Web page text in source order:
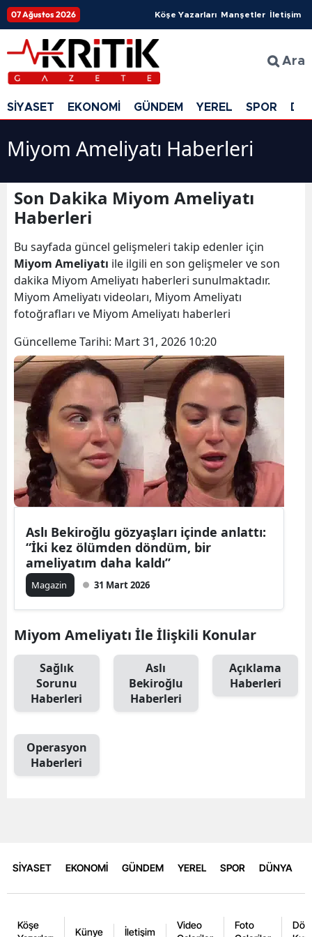
07 Ağustos 2026 Köşe Yazarları Manşetler İletişim
Ara
SİYASET EKONOMİ GÜNDEM YEREL SPOR
Miyom Ameliyatı Haberleri
Son Dakika Miyom Ameliyatı
Haberleri
Bu sayfada güncel gelişmeleri takip edenler için
Miyom Ameliyatı ile ilgili en son gelişmeler ve son
dakika Miyom Ameliyatı haberleri sunulmaktadır.
Miyom Ameliyatı videoları, Miyom Ameliyatı
fotoğrafları ve Miyom Ameliyatı haberleri
Güncelleme Tarihi: Mart 31, 2026 10:20
Aslı Bekiroğlu gözyaşları içinde anlattı:
“İki kez ölümden döndüm, bir
ameliyatım daha kaldı”
Magazin 31 Mart 2026
Miyom Ameliyatı İle İlişkili Konular
Sağlık
Sorunu
Haberleri
Aslı
Bekiroğlu
Haberleri
Açıklama
Haberleri
Operasyon
Haberleri
SİYASET EKONOMİ GÜNDEM YEREL SPOR DÜNYA
Köşe
Künye İletişim
Video
Foto